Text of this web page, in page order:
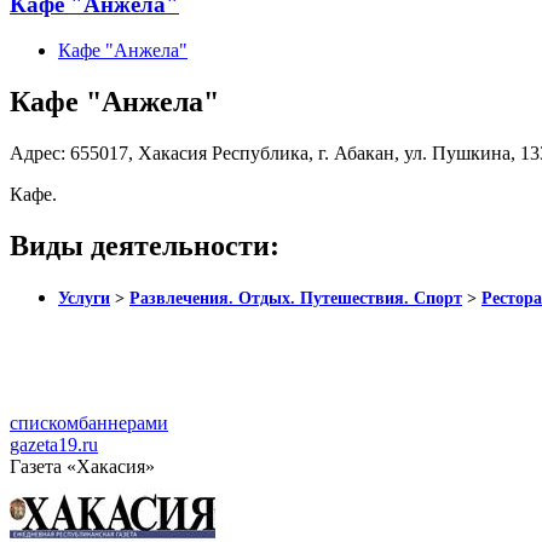
Кафе "Анжела"
Кафе "Анжела"
Адрес: 655017, Хакасия Республика, г. Абакан, ул. Пушкина,
Кафе.
Виды деятельности:
Услуги > Развлечения. Отдых. Путешествия. Спорт >
спискомбаннерами
gazeta19.ru
Газета «Хакасия»